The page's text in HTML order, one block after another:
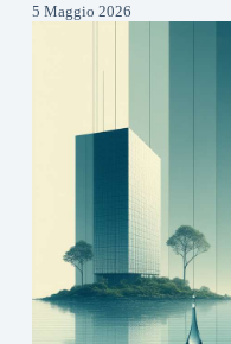
5 Maggio 2026